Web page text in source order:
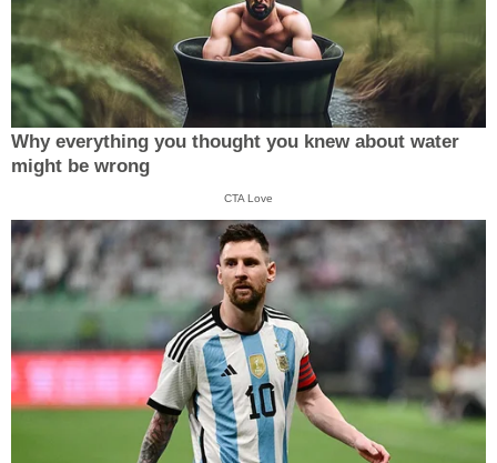
Why everything you thought you knew about water
might be wrong
CTA Love